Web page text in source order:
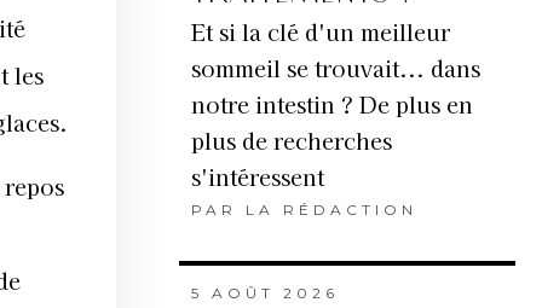
les
Et si la clé d'un meilleur
sommeil se trouvait... dans
notre intestin ? De plus en
plus de recherches
s'intéressent
PAR LA RÉDACTION
5 AOÛT 2026